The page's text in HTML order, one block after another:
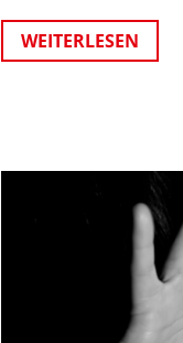
WEITERLESEN